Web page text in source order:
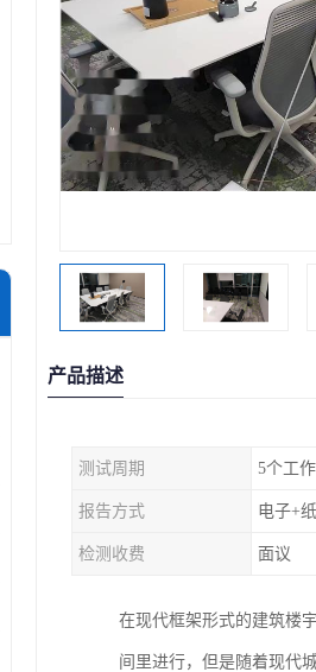
产品描述
测试周期 5个工
报告方式 电子+
检测收费 面议
在现代框架形式的建筑楼
间里进行，但是随着现代